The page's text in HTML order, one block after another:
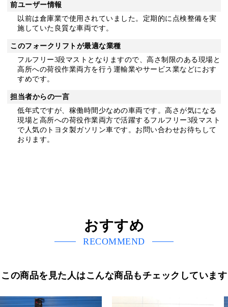
前ユーザー情報
以前は倉庫業で使用されていました。定期的に点検整備を実
施していた良質な車両です。
このフォークリフトが最適な業種
フルフリー3段マストとなりますので、高さ制限のある現場と
高所への荷役作業両方を行う運輸業やサービス業などにおす
すめです。
担当者からの一言
低年式ですが、稼働時間少なめの車両です。高さが気になる
現場と高所への荷役作業両方で活躍するフルフリー3段マスト
で人気のトヨタ製ガソリン車です。お問い合わせお待ちして
おります。
おすすめ
RECOMMEND
この商品を見た人はこんな商品もチェックしています